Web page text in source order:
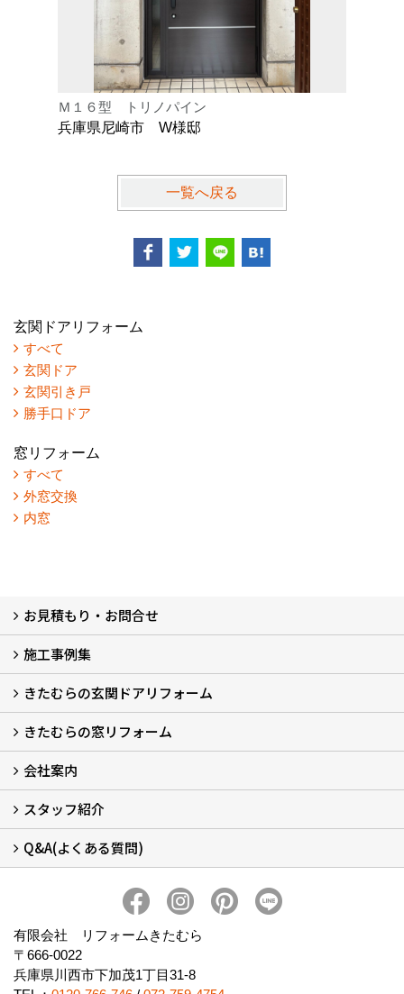
Ｍ１６型 トリノパイン
兵庫県尼崎市 W様邸
一覧へ戻る
玄関ドアリフォーム
すべて
玄関ドア
玄関引き戸
勝手口ドア
窓リフォーム
すべて
外窓交換
内窓
お見積もり・お問合せ
LINEで概算見積もり
チャットで質問
問い合わせフォームから
オンライン相談
電話で相談
無料現地調査をご希望の方
施工事例集
玄関ドアリフォーム
玄関引戸リフォーム
勝手口ドアリフォーム
窓リフォーム
きたむらの玄関ドアリフォーム
玄関ドアリフォームについて
リシェントについて (23)
・玄関ドアバリエーション (52)
・玄関引戸バリエーション (44)
・勝手口ドアバリエーション (11)
安心の自社施工
無料点検
保証について
価格について
概算見積について (2)
きたむらの窓リフォーム
窓リフォームについて (5)
・内窓設置-LIXILインプラス
・内窓設置-AGCまどまど
・窓交換
・エコガラス交換
・防犯・防災ガラス交換
会社案内
会社概要 (2)
ブログ
アクセス
施工エリア
施工までの流れ
SNSインフォメーション
チャット機能
オンライン打合わせ
補助金について (2)
スタッフ紹介
スタッフ紹介
Q&A(よくある質問)
有限会社 リフォームきたむら
〒666-0022
兵庫県川西市下加茂1丁目31-8